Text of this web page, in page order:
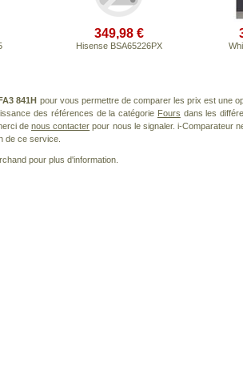
349,98 €
Hisense BSA65226PX
841H pour vous permettre de comparer les prix est une
des références de la catégorie Fours dans les
de nous contacter pour nous le signaler. i-Comparateur
de ce service.
pour plus d'information.